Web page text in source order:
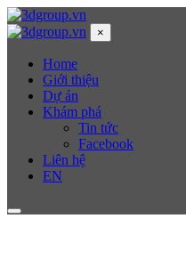
×
Home
Giới thiệu
Dự án
Khám phá
Tin tức
Facebook
Liên hệ
EN